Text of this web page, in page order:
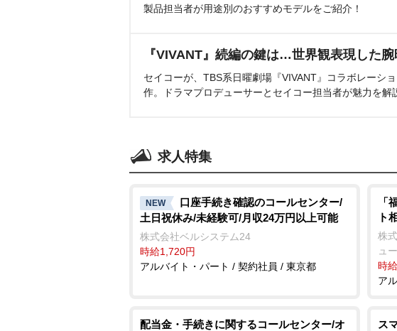
製品担当者が用途別のおすすめモデルをご紹介！
『VIVANT』続編の鍵は…世界観表現した
セイコーが、TBS系日曜劇場『VIVANT』コラボレーシ
作。ドラマプロデューサーとセイコー担当者が魅力を解
求人特集
NEW
口座手続き確認のコールセンター/
土日祝休み/未経験可/月収24万円以上可能
株式会社ベルシステム24
時給1,720円
アルバイト・パート / 契約社員 / 東京都
「
ト
株
ュ
時
ア
配当金・手続きに関するコールセンター/オ
ス